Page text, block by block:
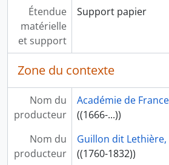
Étendue
matérielle
et support
Support papier
Zone du contexte
Nom du
producteur
Académie de
((1666-...))
Nom du
producteur
Guillon dit
((1760-1832))